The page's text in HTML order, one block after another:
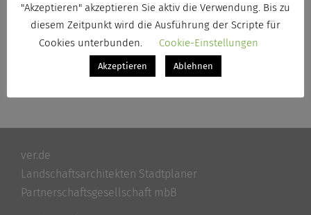
Kerstin Schwarz
Weiterlesen
ver.de
Landschaftsarchitekten Stadtplaner
Partnerschaftsgesellschaft mbB
"Akzeptieren" akzeptieren Sie aktiv die Verwendung. Bis zu
diesem Zeitpunkt wird die Ausführung der Scripte für
Cookies unterbunden.
Cookie-Einstellungen
Akzeptieren Ablehnen